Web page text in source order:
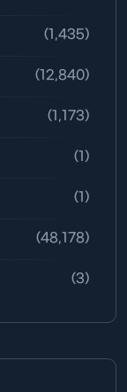
(1,435)
(12,840)
(1,173)
(1)
(1)
(48,178)
(3)